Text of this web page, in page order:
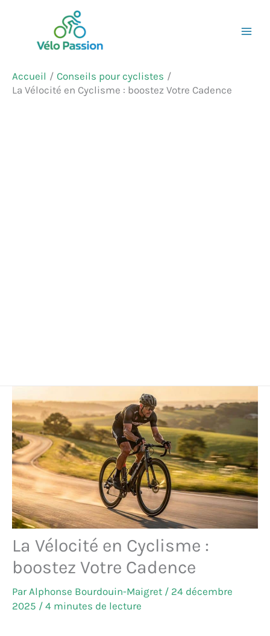
contenu
Accueil
Conseils pour cyclistes
La Vélocité en Cyclisme : boostez Votre Cadence
La Vélocité en Cyclisme :
boostez Votre Cadence
Par Alphonse Bourdouin-Maigret / 24 décembre
2025 / 4 minutes de lecture